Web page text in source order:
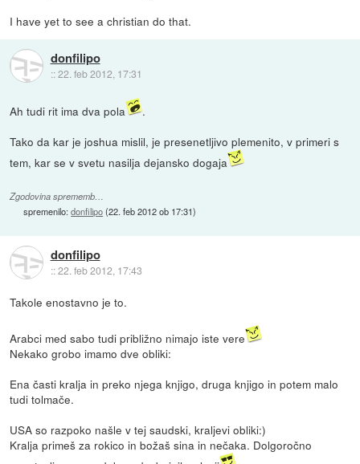
I have yet to see a christian do that.
donfilipo
::22. feb 2012, 17:31
Ah tudi rit ima dva pola
.
Tako da kar je joshua mislil, je presenetljivo plemenito, v primeri s
tem, kar se v svetu nasilja dejansko dogaja
Zgodovina sprememb…
spremenilo:donfilipo(22. feb 2012 ob 17:31)
donfilipo
::22. feb 2012, 17:43
Takole enostavno je to.
Arabci med sabo tudi približno nimajo iste vere
Nekako grobo imamo dve obliki:
Ena časti kralja in preko njega knjigo, druga knjigo in potem malo
tudi tolmače.
USA so razpoko našle v tej saudski, kraljevi obliki:)
Kralja primeš za rokico in božaš sina in nečaka. Dolgoročno